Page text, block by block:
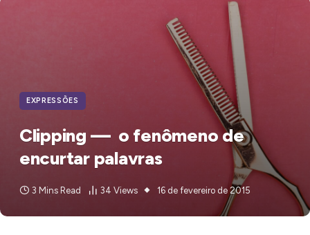
EXPRESSÕES
Clipping — o fenômeno de
encurtar palavras
3 Mins Read 34 Views 16 de fevereiro de 2015